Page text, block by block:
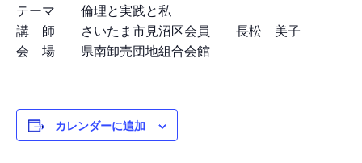
朝礼と職場の教養
テーマ 倫理と実践と私
講 師 さいたま市見沼区会員 長松 美子
会 場 県南卸売団地組合会館
カレンダーに追加